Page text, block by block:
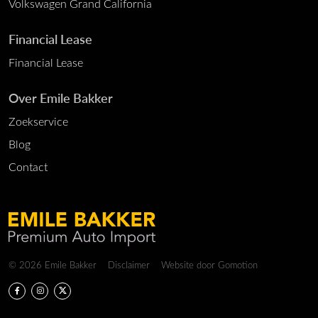
Volkswagen Grand California
Financial Lease
Financial Lease
Over Emile Bakker
Zoekservice
Blog
Contact
Copyright navigation
© 2026 Emile Bakker Disclaimer Website door Gomotion